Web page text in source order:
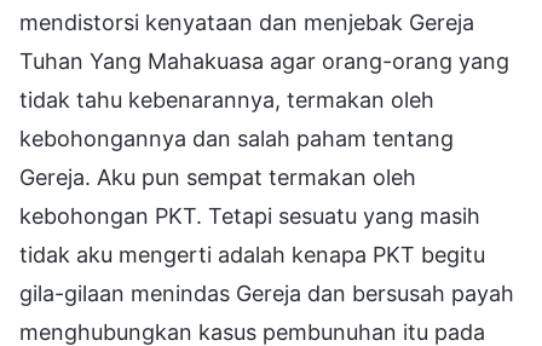
mendistorsi kenyataan dan menjebak Gereja
Tuhan Yang Mahakuasa agar orang-orang yang
tidak tahu kebenarannya, termakan oleh
kebohongannya dan salah paham tentang
Gereja. Aku pun sempat termakan oleh
kebohongan PKT. Tetapi sesuatu yang masih
tidak aku mengerti adalah kenapa PKT begitu
gila-gilaan menindas Gereja dan bersusah payah
menghubungkan kasus pembunuhan itu pada